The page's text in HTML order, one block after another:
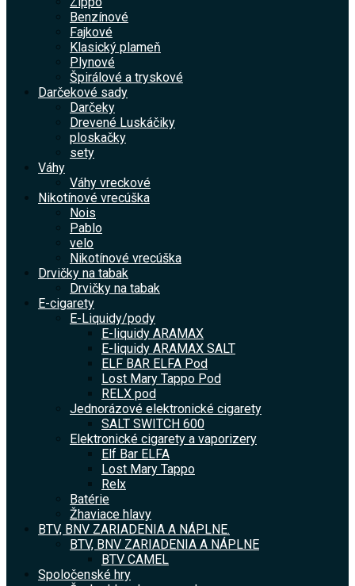
Benzínové
Fajkové
Klasický plameň
Plynové
Špirálové a tryskové
Darčekové sady
Darčeky
Drevené Luskáčiky
ploskačky
sety
Váhy
Váhy vreckové
Nikotínové vrecúška
Nois
Pablo
velo
Nikotínové vrecúška
Drvičky na tabak
Drvičky na tabak
E-cigarety
E-Liquidy/pody
E-liquidy ARAMAX
E-liquidy ARAMAX SALT
ELF BAR ELFA Pod
Lost Mary Tappo Pod
RELX pod
Jednorázové elektronické cigarety
SALT SWITCH 600
Elektronické cigarety a vaporizery
Elf Bar ELFA
Lost Mary Tappo
Relx
Batérie
Žhaviace hlavy
BTV, BNV ZARIADENIA A NÁPLNE.
BTV, BNV ZARIADENIA A NÁPLNE
BTV CAMEL
Spoločenské hry